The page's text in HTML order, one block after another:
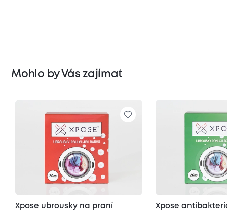
Mohlo by Vás zajímat
Xpose ubrousky na praní
Xpose